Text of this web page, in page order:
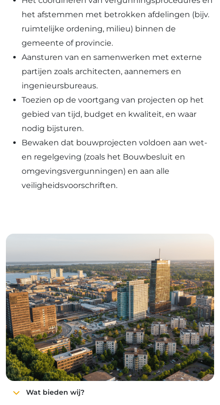
het afstemmen met betrokken afdelingen (bijv.
ruimtelijke ordening, milieu) binnen de
gemeente of provincie.
Aansturen van en samenwerken met externe
partijen zoals architecten, aannemers en
ingenieursbureaus.
Toezien op de voortgang van projecten op het
gebied van tijd, budget en kwaliteit, en waar
nodig bijsturen.
Bewaken dat bouwprojecten voldoen aan wet-
en regelgeving (zoals het Bouwbesluit en
omgevingsvergunningen) en aan alle
veiligheidsvoorschriften.
Wat bieden wij?